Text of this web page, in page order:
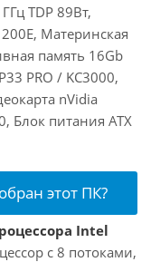
TDP 89Вт,
Материнская
память 16Gb
PRO / KC3000,
nVidia
Блок питания ATX
этот ПК?
Intel
с 8 потоками,